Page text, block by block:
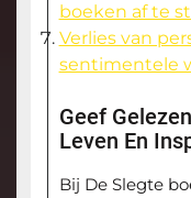
boeken af te
Verlies van
sentimentele
Geef
Leven En
Bij De Slegte